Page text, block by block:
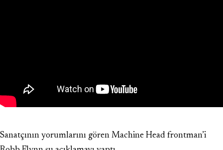
Sanatçının yorumlarını gören Machine Head frontman’i